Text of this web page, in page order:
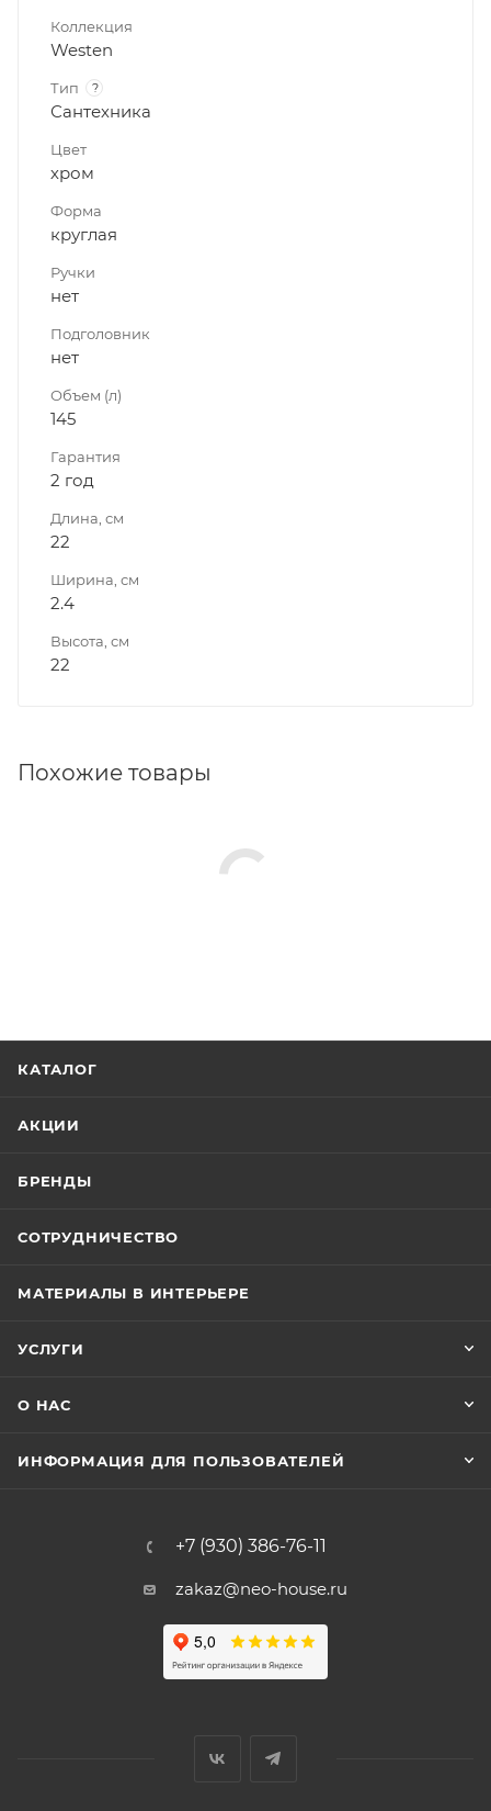
Коллекция
Westen
Тип ?
Сантехника
Цвет
хром
Форма
круглая
Ручки
нет
Подголовник
нет
Объем (л)
145
Гарантия
2 год
Длина, см
22
Ширина, см
2.4
Высота, см
22
Похожие товары
КАТАЛОГ
АКЦИИ
БРЕНДЫ
СОТРУДНИЧЕСТВО
МАТЕРИАЛЫ В ИНТЕРЬЕРЕ
УСЛУГИ
О НАС
ИНФОРМАЦИЯ ДЛЯ ПОЛЬЗОВАТЕЛЕЙ
+7 (930) 386-76-11
zakaz@neo-house.ru